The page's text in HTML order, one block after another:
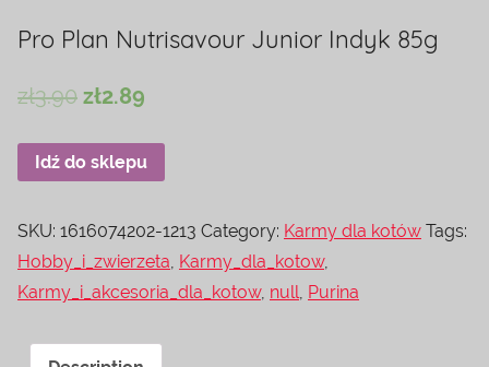
Pro Plan Nutrisavour Junior Indyk 85g
zł3.90 zł2.89
Idź do sklepu
SKU: 1616074202-1213 Category: Karmy dla kotów Tags:
Hobby_i_zwierzeta, Karmy_dla_kotow,
Karmy_i_akcesoria_dla_kotow, null, Purina